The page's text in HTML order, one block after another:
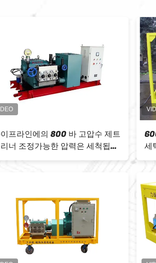
세정기
55kW 10000psi 산업용
소 기계 디젤 엔진